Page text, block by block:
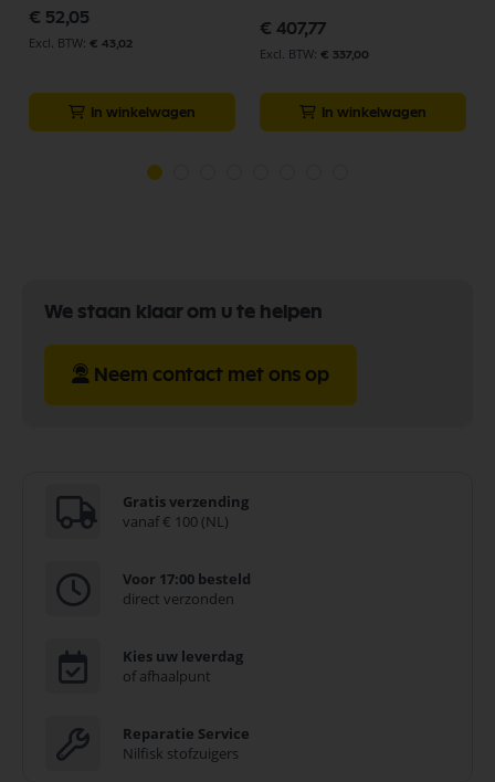
€ 52,05
€ 43,02
In winkelwagen
€ 407,77
€ 337,00
In winkelwagen
We staan klaar om u te helpen
Neem contact met ons op
Gratis verzending
vanaf € 100 (NL)
Voor 17:00 besteld
direct verzonden
Kies uw leverdag
of afhaalpunt
Reparatie Service
Nilfisk stofzuigers